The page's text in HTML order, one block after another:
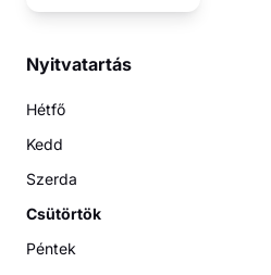
Nyitvatartás
Hétfő
Kedd
Szerda
Csütörtök
Péntek